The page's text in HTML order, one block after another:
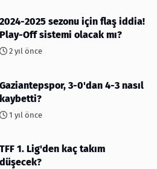
2024-2025 sezonu için flaş iddia!
Play-Off sistemi olacak mı?
2 yıl önce
Gaziantepspor, 3-0'dan 4-3 nasıl
kaybetti?
1 yıl önce
TFF 1. Lig'den kaç takım
düşecek?